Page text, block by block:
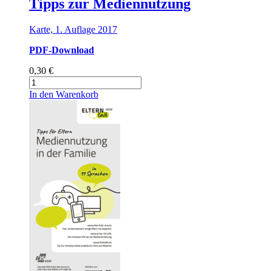
Tipps zur Mediennutzung
Karte, 1. Auflage 2017
PDF-Download
0,30 €
Tipps
zur
In den Warenkorb